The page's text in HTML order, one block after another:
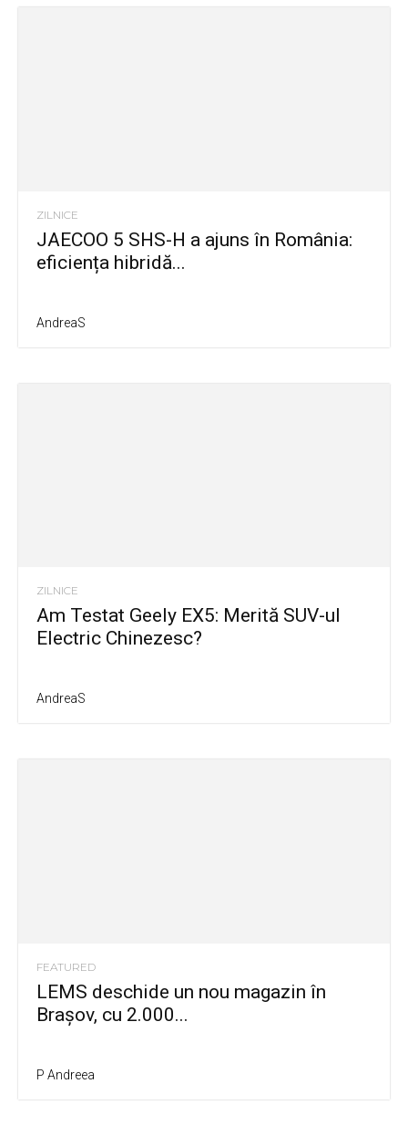
ZILNICE
JAECOO 5 SHS-H a ajuns în România:
eficiența hibridă...
AndreaS
ZILNICE
Am Testat Geely EX5: Merită SUV-ul
Electric Chinezesc?
AndreaS
FEATURED
LEMS deschide un nou magazin în
Brașov, cu 2.000...
P Andreea